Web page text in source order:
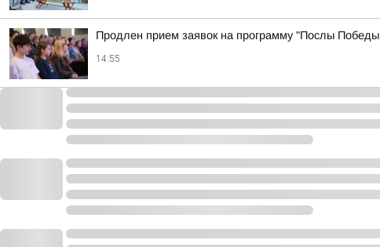
Продлен прием заявок на программу "Послы Победы
14:55